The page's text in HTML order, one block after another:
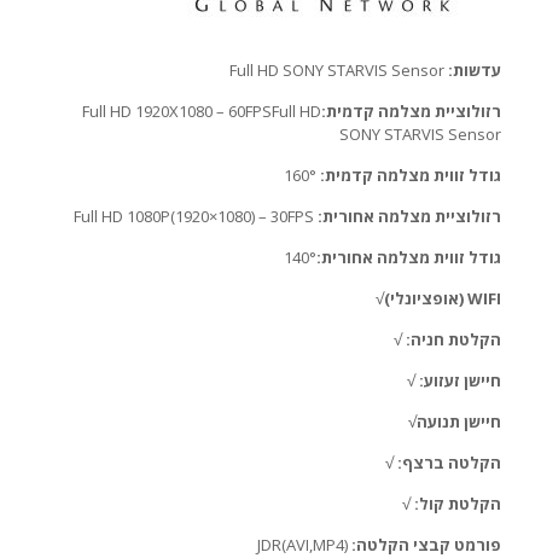
עדשות: Full HD SONY STARVIS Sensor
רזולוציית מצלמה קדמית:Full HD 1920X1080 – 60FPSFull HD
SONY STARVIS Sensor
גודל זווית מצלמה קדמית: 160°
רזולוציית מצלמה אחורית: Full HD 1080P(1920×1080) – 30FPS
גודל זווית מצלמה אחורית:140°
WIFI (אופציונלי)
√
הקלטת חניה:√
חיישן זעזוע:√
חיישן תנועה√
הקלטה ברצף:√
הקלטת קול:√
פורמט קבצי הקלטה: (JDR(AVI,MP4